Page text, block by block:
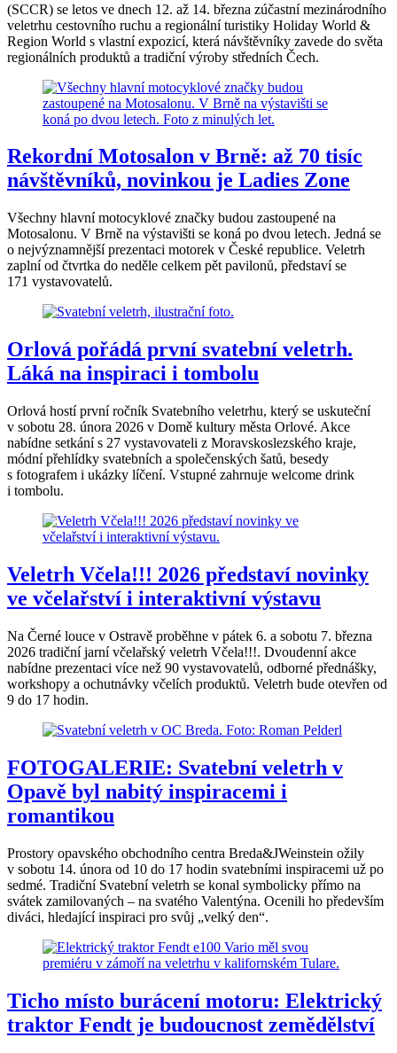
(SCCR) se letos ve dnech 12. až 14. března zúčastní mezinárodního
veletrhu cestovního ruchu a regionální turistiky Holiday World &
Region World s vlastní expozicí, která návštěvníky zavede do světa
regionálních produktů a tradiční výroby středních Čech.
Rekordní Motosalon v Brně: až 70 tisíc
návštěvníků, novinkou je Ladies Zone
Všechny hlavní motocyklové značky budou zastoupené na
Motosalonu. V Brně na výstavišti se koná po dvou letech. Jedná se
o nejvýznamnější prezentaci motorek v České republice. Veletrh
zaplní od čtvrtka do neděle celkem pět pavilonů, představí se
171 vystavovatelů.
Orlová pořádá první svatební veletrh.
Láká na inspiraci i tombolu
Orlová hostí první ročník Svatebního veletrhu, který se uskuteční
v sobotu 28. února 2026 v Domě kultury města Orlové. Akce
nabídne setkání s 27 vystavovateli z Moravskoslezského kraje,
módní přehlídky svatebních a společenských šatů, besedy
s fotografem i ukázky líčení. Vstupné zahrnuje welcome drink
i tombolu.
Veletrh Včela!!! 2026 představí novinky
ve včelařství i interaktivní výstavu
Na Černé louce v Ostravě proběhne v pátek 6. a sobotu 7. března
2026 tradiční jarní včelařský veletrh Včela!!!. Dvoudenní akce
nabídne prezentaci více než 90 vystavovatelů, odborné přednášky,
workshopy a ochutnávky včelích produktů. Veletrh bude otevřen od
9 do 17 hodin.
FOTOGALERIE: Svatební veletrh v
Opavě byl nabitý inspiracemi i
romantikou
Prostory opavského obchodního centra Breda&JWeinstein ožily
v sobotu 14. února od 10 do 17 hodin svatebními inspiracemi už po
sedmé. Tradiční Svatební veletrh se konal symbolicky přímo na
svátek zamilovaných – na svatého Valentýna. Ocenili ho především
diváci, hledající inspiraci pro svůj „velký den“.
Ticho místo burácení motoru: Elektrický
traktor Fendt je budoucnost zemědělství